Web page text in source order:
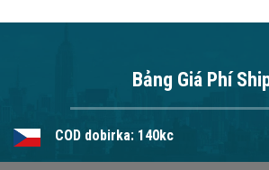
Bảng Giá Phí
COD dobirka: 140kc